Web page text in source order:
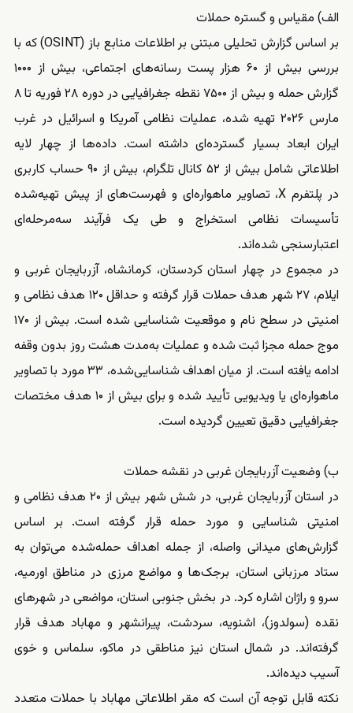
الف) مقیاس و گستره حملات
بر اساس گزارش تحلیلی مبتنی بر اطلاعات منابع باز (OSINT) که با
بررسی بیش از ۶۰ هزار پست رسانه‌های اجتماعی، بیش از ۱۰۰۰
گزارش حمله و بیش از ۷۵۰۰ نقطه جغرافیایی در دوره ۲۸ فوریه تا ۸
مارس ۲۰۲۶ تهیه شده، عملیات نظامی آمریکا و اسرائیل در غرب
ایران ابعاد بسیار گسترده‌ای داشته است. داده‌ها از چهار لایه
اطلاعاتی شامل بیش از ۵۲ کانال تلگرام، بیش از ۹۰ حساب کاربری
در پلتفرم X، تصاویر ماهواره‌ای و فهرست‌های از پیش تهیه‌شده
تأسیسات نظامی استخراج و طی یک فرآیند سه‌مرحله‌ای
اعتبارسنجی شده‌اند.
در مجموع در چهار استان کردستان، کرمانشاه، آزربایجان غربی و
ایلام، ۲۷ شهر هدف حملات قرار گرفته و حداقل ۱۲۰ هدف نظامی و
امنیتی در سطح نام و موقعیت شناسایی شده است. بیش از ۱۷۰
موج حمله مجزا ثبت شده و عملیات به‌مدت هشت روز بدون وقفه
ادامه یافته است. از میان اهداف شناسایی‌شده، ۳۳ مورد با تصاویر
ماهواره‌ای یا ویدیویی تأیید شده و برای بیش از ۱۰ هدف مختصات
جغرافیایی دقیق تعیین گردیده است.
ب) وضعیت آزربایجان غربی در نقشه حملات
در استان آزربایجان غربی، در شش شهر بیش از ۲۰ هدف نظامی و
امنیتی شناسایی و مورد حمله قرار گرفته است. بر اساس
گزارش‌های میدانی واصله، از جمله اهداف حمله‌شده می‌توان به
ستاد مرزبانی استان، برجک‌ها و مواضع مرزی در مناطق اورمیه،
سرو و راژان اشاره کرد. در بخش جنوبی استان، مواضعی در شهرهای
نقده (سولدوز)، اشنویه، سردشت، پیرانشهر و مهاباد هدف قرار
گرفته‌اند. در شمال استان نیز مناطقی در ماکو، سلماس و خوی
آسیب دیده‌اند.
نکته قابل توجه آن است که مقر اطلاعاتی مهاباد با حملات متعدد